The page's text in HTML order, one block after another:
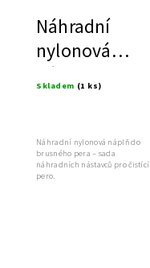
Náhradní
nylonová
náplň, 6ks
Skladem (1 ks)
Náhradní nylonová náplň do
brusného pera – sada
náhradních nástavců pro čistící
pero.